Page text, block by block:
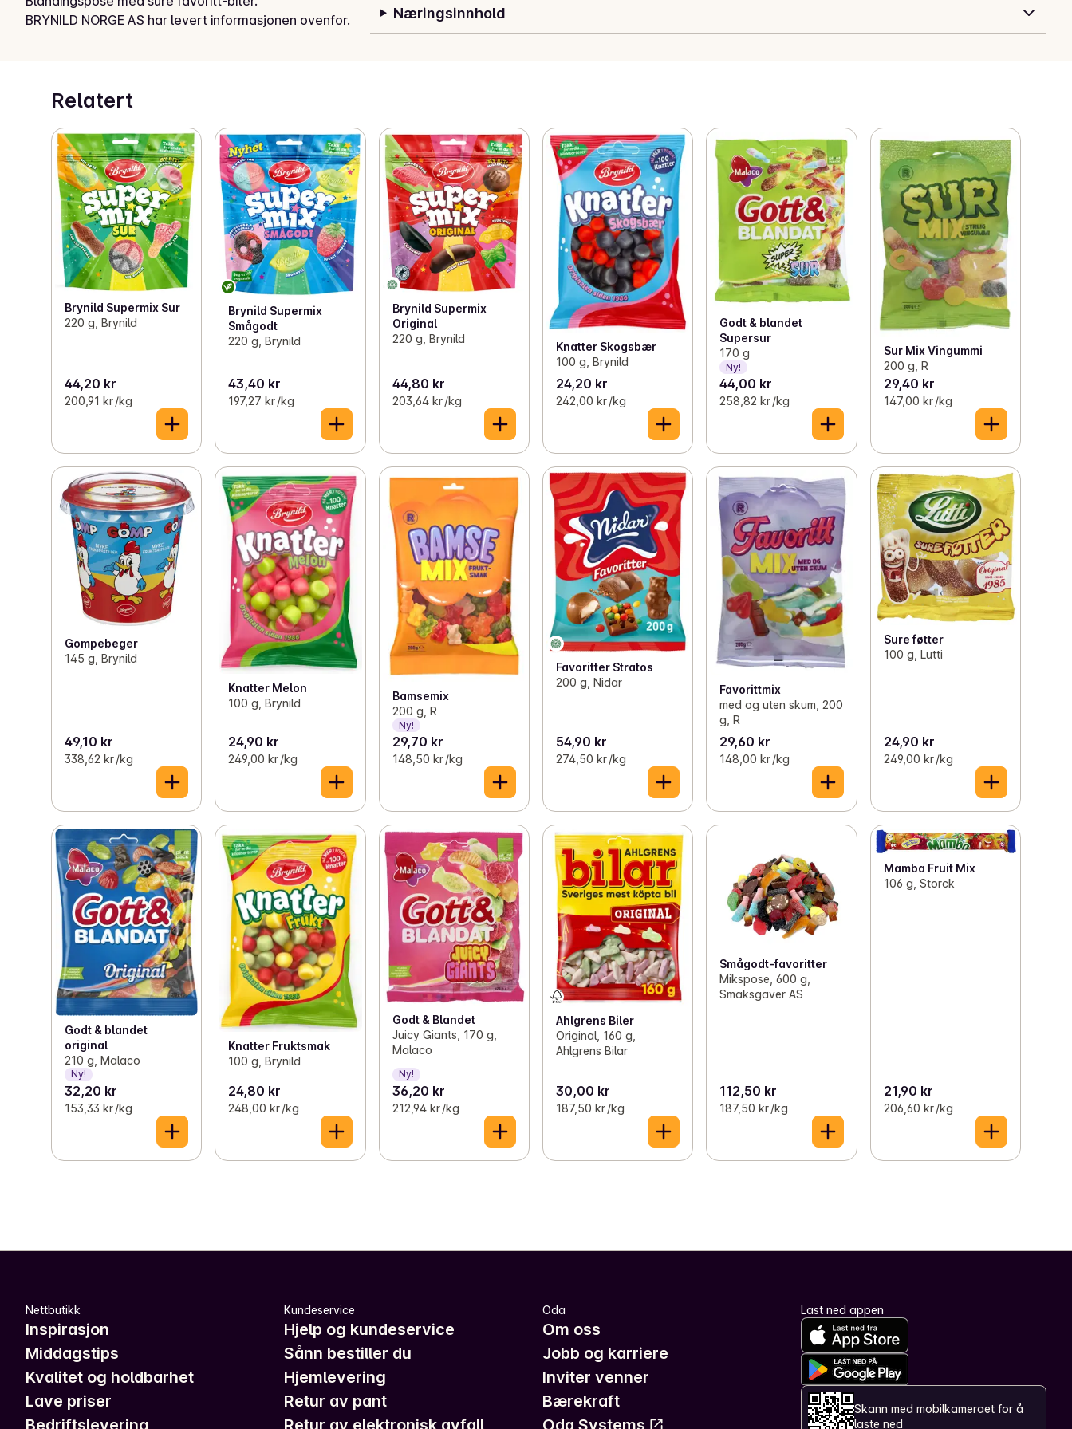
BRYNILD NORGE AS har levert informasjonen ovenfor.
Næringsinnhold
Relatert
Brynild Supermix Sur
220 g, Brynild
44,20 kr
200,91 kr /kg
Brynild Supermix
Smågodt
220 g, Brynild
43,40 kr
197,27 kr /kg
Brynild Supermix
Original
220 g, Brynild
44,80 kr
203,64 kr /kg
Knatter Skogsbær
100 g, Brynild
24,20 kr
242,00 kr /kg
Godt & blandet
Supersur
170 g
Ny!
44,00 kr
258,82 kr /kg
Sur Mix Vingummi
200 g, R
29,40 kr
147,00 kr /kg
Gompebeger
145 g, Brynild
49,10 kr
338,62 kr /kg
Knatter Melon
100 g, Brynild
24,90 kr
249,00 kr /kg
Bamsemix
200 g, R
Ny!
29,70 kr
148,50 kr /kg
Favoritter Stratos
200 g, Nidar
54,90 kr
274,50 kr /kg
Favorittmix
med og uten skum, 200
g, R
29,60 kr
148,00 kr /kg
Sure føtter
100 g, Lutti
24,90 kr
249,00 kr /kg
Godt & blandet
original
210 g, Malaco
Ny!
32,20 kr
153,33 kr /kg
Knatter Fruktsmak
100 g, Brynild
24,80 kr
248,00 kr /kg
Godt & Blandet
Juicy Giants, 170 g,
Malaco
Ny!
36,20 kr
212,94 kr /kg
Ahlgrens Biler
Original, 160 g,
Ahlgrens Bilar
30,00 kr
187,50 kr /kg
Smågodt-favoritter
Mikspose, 600 g,
Smaksgaver AS
112,50 kr
187,50 kr /kg
Mamba Fruit Mix
106 g, Storck
21,90 kr
206,60 kr /kg
Nettbutikk
Inspirasjon
Middagstips
Kvalitet og holdbarhet
Lave priser
Bedriftslevering
Kundeservice
Hjelp og kundeservice
Sånn bestiller du
Hjemlevering
Retur av pant
Retur av elektronisk avfall
Oda
Om oss
Jobb og karriere
Inviter venner
Bærekraft
Oda Systems
Last ned appen
Skann med mobilkameraet for å
laste ned